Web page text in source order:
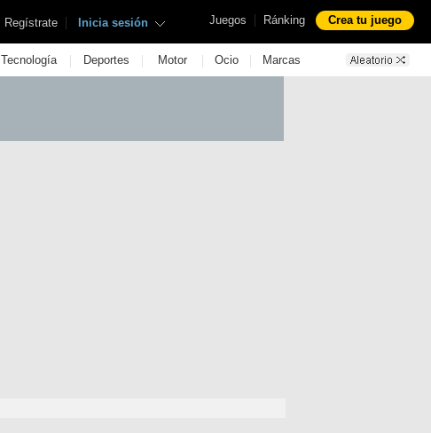
Juegos | Ránking Crea tu juego
Regístrate | Inicia sesión
Tecnología | Deportes | Motor | Ocio | Marcas